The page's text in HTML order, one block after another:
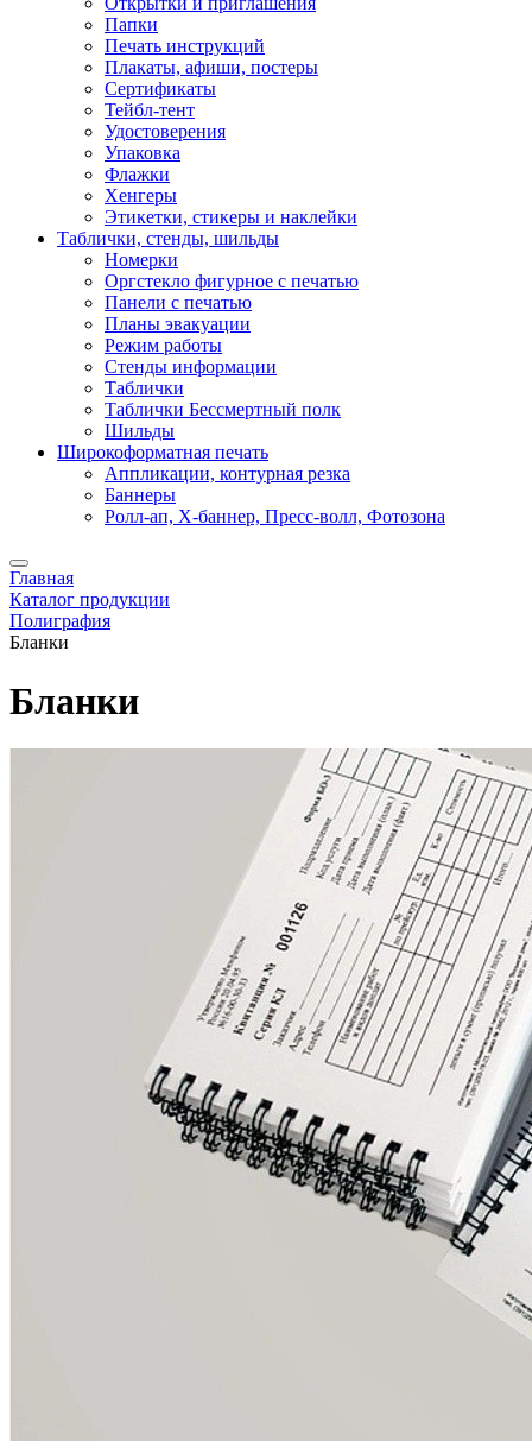
Папки
Печать инструкций
Плакаты, афиши, постеры
Сертификаты
Тейбл-тент
Удостоверения
Упаковка
Флажки
Хенгеры
Этикетки, стикеры и наклейки
Таблички, стенды, шильды
Номерки
Оргстекло фигурное с печатью
Панели с печатью
Планы эвакуации
Режим работы
Стенды информации
Таблички
Таблички Бессмертный полк
Шильды
Широкоформатная печать
Аппликации, контурная резка
Баннеры
Ролл-ап, X-баннер, Пресс-волл, Фотозона
Главная
Каталог продукции
Полиграфия
Бланки
Бланки